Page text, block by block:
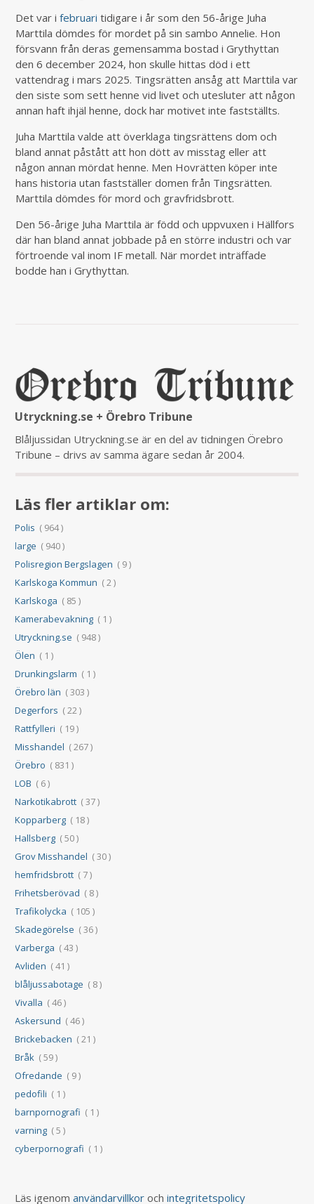
Det var ifebruari tidigare i år som den 56-årige Juha
Marttila dömdes för mordet på sin sambo Annelie. Hon
försvann från deras gemensamma bostad i Grythyttan
den 6 december 2024, hon skulle hittas död i ett
vattendrag i mars 2025. Tingsrätten ansåg att Marttila var
den siste som sett henne vid livet och utesluter att någon
annan haft ihjäl henne, dock har motivet inte fastställts.
Juha Marttila valde att överklaga tingsrättens dom och
bland annat påstått att hon dött av misstag eller att
någon annan mördat henne. Men Hovrätten köper inte
hans historia utan fastställer domen från Tingsrätten.
Marttila dömdes för mord och gravfridsbrott.
Den 56-årige Juha Marttila är född och uppvuxen i Hällfors
där han bland annat jobbade på en större industri och var
förtroende val inom IF metall. När mordet inträffade
bodde han i Grythyttan.
Utryckning.se + Örebro Tribune
Blåljussidan Utryckning.se är en del av tidningen Örebro
Tribune – drivs av samma ägare sedan år 2004.
Läs fler artiklar om:
Polis ( 964 )
large ( 940 )
Polisregion Bergslagen ( 9 )
Karlskoga Kommun ( 2 )
Karlskoga ( 85 )
Kamerabevakning ( 1 )
Utryckning.se ( 948 )
Ölen ( 1 )
Drunkingslarm ( 1 )
Örebro län ( 303 )
Degerfors ( 22 )
Rattfylleri ( 19 )
Misshandel ( 267 )
Örebro ( 831 )
LOB ( 6 )
Narkotikabrott ( 37 )
Kopparberg ( 18 )
Hallsberg ( 50 )
Grov Misshandel ( 30 )
hemfridsbrott ( 7 )
Frihetsberövad ( 8 )
Trafikolycka ( 105 )
Skadegörelse ( 36 )
Varberga ( 43 )
Avliden ( 41 )
blåljussabotage ( 8 )
Vivalla ( 46 )
Askersund ( 46 )
Brickebacken ( 21 )
Bråk ( 59 )
Ofredande ( 9 )
pedofili ( 1 )
barnpornografi ( 1 )
varning ( 5 )
cyberpornografi ( 1 )
Läs igenomanvändarvillkor ochintegritetspolicy